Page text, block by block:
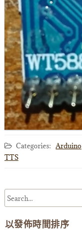
Categories: Arduino
TTS
以發佈時間排序